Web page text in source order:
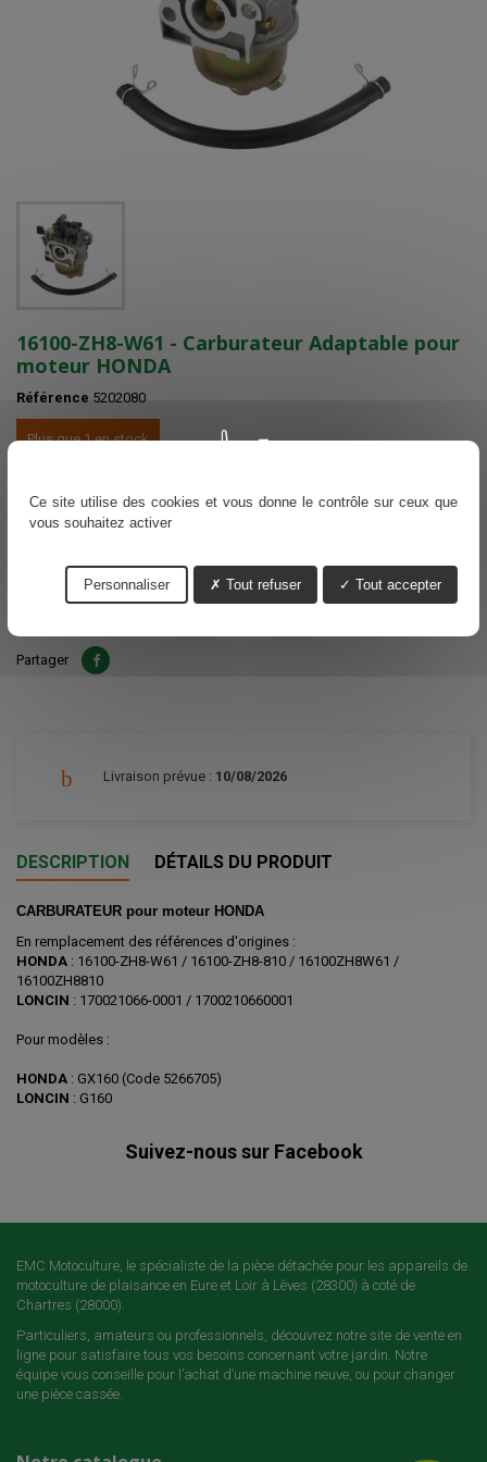
16100-ZH8-W61 - Carburateur Adaptable pour
moteur HONDA
Référence 5202080
Plus que 1 en stock
59,02 €TTC
 Ajouter au panier
Partager
Livraison prévue : 10/08/2026
DESCRIPTION DÉTAILS DU PRODUIT
CARBURATEUR pour moteur HONDA
En remplacement des références d'origines :
HONDA : 16100-ZH8-W61 / 16100-ZH8-810 / 16100ZH8W61 /
16100ZH8810
LONCIN : 170021066-0001 / 1700210660001
Pour modèles :
HONDA : GX160 (Code 5266705)
LONCIN : G160
Suivez-nous sur Facebook
EMC Motoculture, le spécialiste de la pièce détachée pour les appareils de
motoculture de plaisance en Eure et Loir à Lèves (28300) à coté de
Chartres (28000).
Particuliers, amateurs ou professionnels, découvrez notre site de vente en
ligne pour satisfaire tous vos besoins concernant votre jardin. Notre
équipe vous conseille pour l’achat d’une machine neuve, ou pour changer
une pièce cassée.
Ce site utilise des cookies et vous donne le contrôle sur ceux que
vous souhaitez activer
Tout accepter
Tout refuser
Personnaliser